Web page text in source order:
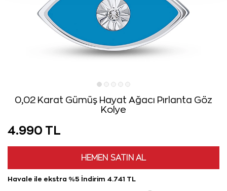
0,02 Karat Gümüş Hayat Ağacı Pırlanta Göz
Kolye
4.990 TL
HEMEN SATIN AL
Havale ile ekstra %5 İndirim 4.741 TL